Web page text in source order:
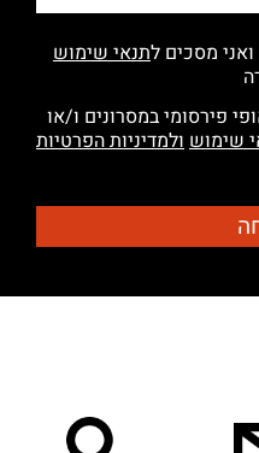
מסכים לתנאי שימוש
פירסומי במסרונים ו/או
שימושולמדיניות הפרטיות